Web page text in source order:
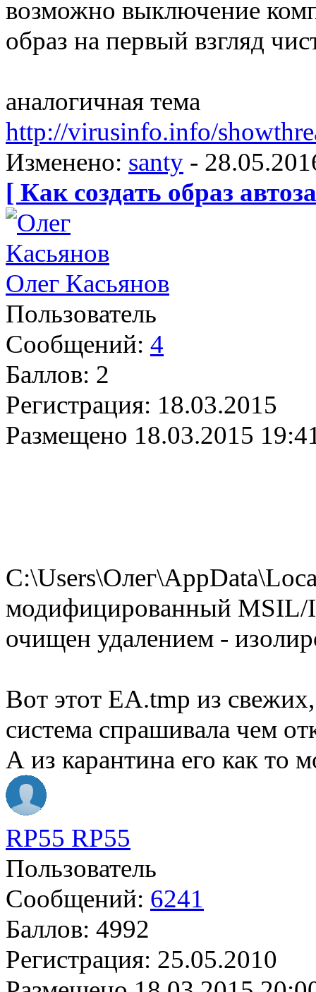
возможно выключение
образ на первый взгляд
аналогичная тема
http://virusinfo.info/
Изменено: santy -
[ Как создать образ
Олег Касьянов
Пользователь
Сообщений: 4
Баллов: 2
Регистрация: 18.03.2015
Размещено 18.03.2015
модифицированный MSIL/
очищен удалением -
Вот этот EA.tmp из свежих,
система спрашивала чем
А из карантина его как то
RP55 RP55
Пользователь
Сообщений: 6241
Баллов: 4992
Регистрация: 25.05.2010